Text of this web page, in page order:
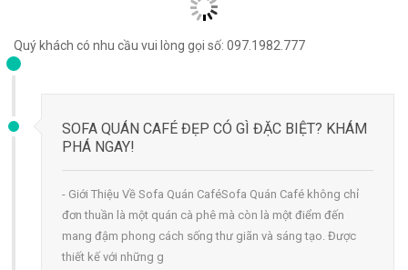
Quý khách có nhu cầu vui lòng gọi số: 097.1982.777
SOFA QUÁN CAFÉ ĐẸP CÓ GÌ ĐẶC BIỆT? KHÁM
PHÁ NGAY!
- Giới Thiệu Về Sofa Quán CaféSofa Quán Café không chỉ
đơn thuần là một quán cà phê mà còn là một điểm đến
mang đậm phong cách sống thư giãn và sáng tạo. Được
thiết kế với những g